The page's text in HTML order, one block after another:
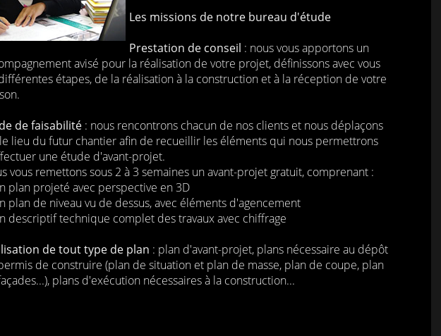
Les missions de notre bureau d'étude
Prestation de conseil : nous vous apportons un
avisé pour la réalisation de votre projet, définissons avec vous
étapes, de la réalisation à la construction et à la réception de votre
de faisabilité : nous rencontrons chacun de nos clients et nous déplaçons
lieu du futur chantier afin de recueillir les éléments qui nous permettrons
une étude d'avant-projet.
vous remettons sous 2 à 3 semaines un avant-projet gratuit, comprenant :
plan projeté avec perspective en 3D
plan de niveau vu de dessus, avec éléments d'agencement
descriptif technique complet des travaux avec chiffrage
de tout type de plan : plan d'avant-projet, plans nécessaire au dépôt
de construire (plan de situation et plan de masse, plan de coupe, plan
plans d'exécution nécessaires à la construction...